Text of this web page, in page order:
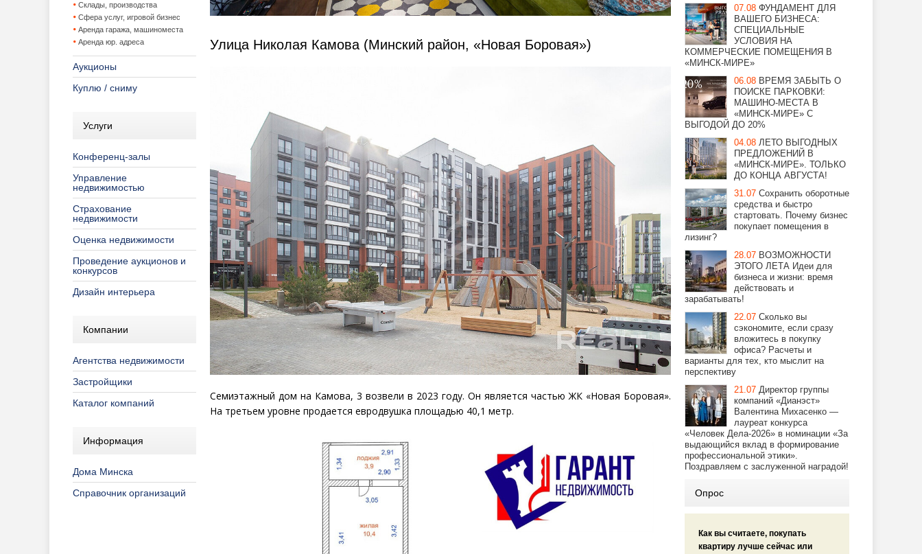
Склады, производства
Сфера услуг, игровой бизнес
Аренда гаража, машиноместа
Аренда юр. адреса
Аукционы
Куплю / сниму
Услуги
Конференц-залы
Управление
недвижимостью
Страхование
недвижимости
Оценка недвижимости
Проведение аукционов и
конкурсов
Дизайн интерьера
Компании
Агентства недвижимости
Застройщики
Каталог компаний
Информация
Дома Минска
Справочник организаций
Улица Николая Камова (Минский район, «Новая Боровая»)
Семиэтажный дом на Камова, 3 возвели в 2023 году. Он является частью ЖК «Новая Боровая».
На третьем уровне продается евродвушка площадью 40,1 метр.
07.08 ФУНДАМЕНТ ДЛЯ
ВАШЕГО БИЗНЕСА:
СПЕЦИАЛЬНЫЕ
УСЛОВИЯ НА
КОММЕРЧЕСКИЕ ПОМЕЩЕНИЯ В
«МИНСК-МИРЕ»
06.08 ВРЕМЯ ЗАБЫТЬ О
ПОИСКЕ ПАРКОВКИ:
МАШИНО-МЕСТА В
«МИНСК-МИРЕ» С
ВЫГОДОЙ ДО 20%
04.08 ЛЕТО ВЫГОДНЫХ
ПРЕДЛОЖЕНИЙ В
«МИНСК-МИРЕ». ТОЛЬКО
ДО КОНЦА АВГУСТА!
31.07 Сохранить оборотные
средства и быстро
стартовать. Почему бизнес
покупает помещения в
лизинг?
28.07 ВОЗМОЖНОСТИ
ЭТОГО ЛЕТА Идеи для
бизнеса и жизни: время
действовать и
зарабатывать!
22.07 Сколько вы
сэкономите, если сразу
вложитесь в покупку
офиса? Расчеты и
варианты для тех, кто мыслит на
перспективу
21.07 Директор группы
компаний «Дианэст»
Валентина Михасенко —
лауреат конкурса
«Человек Дела-2026» в номинации «За
выдающийся вклад в формирование
профессиональной этики».
Поздравляем с заслуженной наградой!
Опрос
Как вы считаете, покупать
квартиру лучше сейчас или